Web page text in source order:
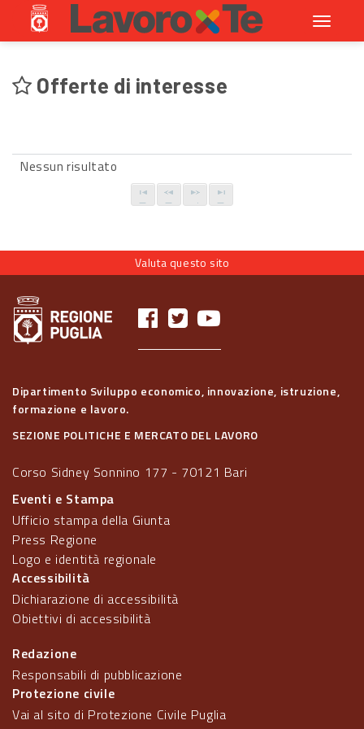
Toggle
Offerte di interesse
Nessun risultato
Valuta questo sito
Dipartimento Sviluppo economico, innovazione, istruzione,
formazione e lavoro.
SEZIONE POLITICHE E MERCATO DEL LAVORO
Corso Sidney Sonnino 177 - 70121 Bari
Eventi e Stampa
Ufficio stampa della Giunta
Press Regione
Logo e identità regionale
Accessibilità
Dichiarazione di accessibilità
Obiettivi di accessibilità
Redazione
Responsabili di pubblicazione
Protezione civile
Vai al sito di Protezione Civile Puglia